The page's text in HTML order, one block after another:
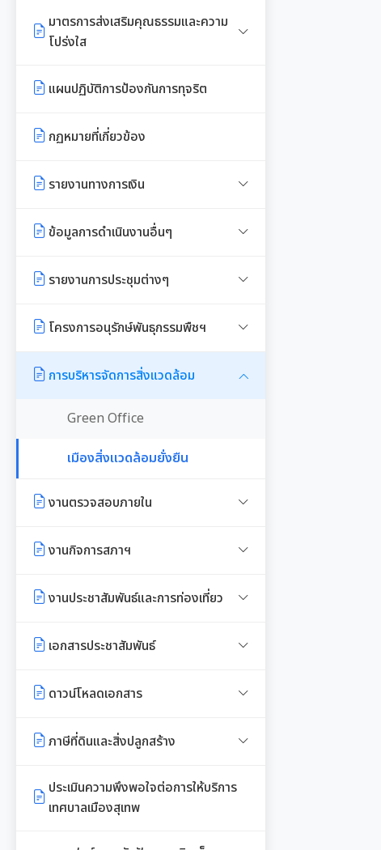
และข้าราชการท้องถิ่น
เกร็ดความรู้ที่เกี่ยวข้องในการปฏิบัติ
คุณธรรมจริยธรรม
ของอปท.
ความก้าวหน้าการจัดซื้อจัดจ้างหรือ
ค่าเสื่อมราคาสินทรัพย
รายงานผลการบริหารและพัฒนา
ทรัพยากรบุคคลประจำปี
ประมวลจริยธรรมสำหรับเจ้าหน้าที่
การขับเคลื่อนจริยธรรม
องค์กรสุขภาวะ (Happy
รายงานผลการดำเนินการองค์กรสุข
ข้อมูลสถิติเรื่องร้องเรียนการทุจริต
และประพฤติมิชอบ
งาน
การประเมินความเสี่ยงการทุจริต
รายงานผลการดำเนินการตามแผน
บริหารจัดการความเสี่ยงการทุจริต
การเสริมสร้างวัฒนธรรมองค์กร
รายงานผลการดำเนินการตาม
เจตจำนงทางการเมืองการต่อต้าน
การทุจริตคอร์ชั่น
ประกาศเจตนารมณ์นโยบาย No
Gift Policy
การขับเคลื่อนนโยบาย No Gift
Policy จากการปฏิบัติหน้าที่
รายงานผลการดำเนินงานตาม
ประโยชน์อื่นใดโดยธรรมจรรยาของ
เจ้าพนักงานของรัฐ
มาตรการส่งเสริมคุณธรรมและความ
โปร่งใส
การนำผลการประเมิน ITA ไปสู่การ
รายงานผลการดำเนินการเพื่อส่ง
ภายในหน่วยงานประจำปี
มาตรการให้ผู้มีส่วนได้เสียมีส่วนร่วม
การจัดซื้อ/จ้าง
มาตรการป้องกันการรับสินบน
มาตรการเผยแพร่ข้อมูลสาธารณะ
แผนปฏิบัติการป้องกันการทุจริต
กฏหมายที่เกี่ยวข้อง
รายงานทางการเงิน
รายรับ-รายจ่ายประจำเดือน
ข้อมูลการดำเนินงานอื่นๆ
รายงานการประเมินประสิทธิภาพ
การส่งเสริมคุณธรรมและการ
ป้องกันการทุจริต
รายงานการประชุมต่างๆ
รายงานการประชุมพนักงาน
การประชุมพิจารณาการทบทวน
เทศบัญญัติเทศบาล
โครงการอนุรักษ์พันธุกรรมพืชฯ
งานที่ 1 งานปกปักทรัพยากรท้อง
ทรัพยากรท้องถิ่น
ท้องถิ่น
งานที่ 5 งานศูนย์ข้อมูลทรัพยากร
และจัดทำฐานทรัพยากร
การจัดการพื้นที่สีเขียวในเมือง
การบริหารจัดการสิ่งแวดล้อม
Green Office
เมืองสิ่งแวดล้อมยั่งยืน
งานตรวจสอบภายใน
การตรวจสอบภายใน
งานกิจการสภาฯ
รายงานการประชุมสภาเทศบาล
กำหนดสมัยประชุม
งานประชาสัมพันธ์และการท่องเที่ยว
แผนงานท่องเที่ยว
เอกสารประชาสัมพันธ์
เอกสารประชาสัมพันธ์กองการศึกษา
เอกสารประชาสัมพันธ์กองคลัง
สาธารณสุขและสิ่งแวดล้อม
ดาวน์โหลดเอกสาร
เอกสารดาวน์โหลด: สำนักปลัด
เอกสารดาวน์โหลด: กองคลัง
ภาษีที่ดินและสิ่งปลูกสร้าง
พรบ./กฎหมาย เอกสาร
ประชาสัมพันธ์
แบบบัญชีรายการที่ดินและสิ่งปลูก
ประเมินความพึงพอใจต่อการให้บริการ
เทศบาลเมืองสุเทพ